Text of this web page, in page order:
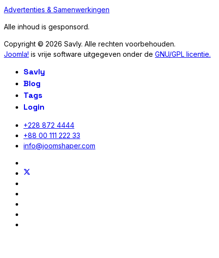
Advertenties & Samenwerkingen
Alle inhoud is gesponsord.
Copyright © 2026 Savly. Alle rechten voorbehouden.
Joomla! is vrije software uitgegeven onder de GNU/GPL licentie.
Savly
Blog
Tags
Login
+228 872 4444
+88 00 111 222 33
info@joomshaper.com